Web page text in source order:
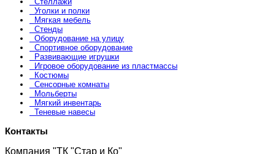
Уголки и полки
Мягкая мебель
Стенды
Оборудование на улицу
Спортивное оборудование
Развивающие игрушки
Игровое оборудование из пластмассы
Костюмы
Сенсорные комнаты
Мольберты
Мягкий инвентарь
Теневые навесы
Контакты
Компания "ТК "Стар и Ко"